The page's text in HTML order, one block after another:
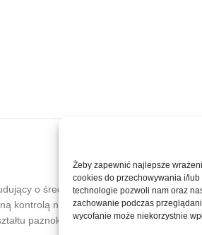
Żeby zapewnić najlepsze
cookies do przechowywania i/
technologie pozwoli nam oraz
zachowanie podczas
wycofanie może niekorzystnie
o średniej lepkości, stworzony z
kontrolą nad materiałem, dzięki
paznokcia bez pośpiechu, zachowując